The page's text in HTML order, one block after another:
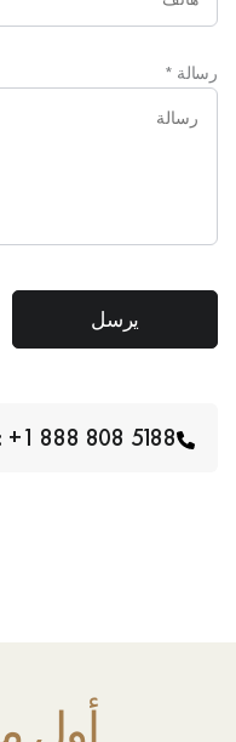
رسالة *
+1 888 808 5188
أول